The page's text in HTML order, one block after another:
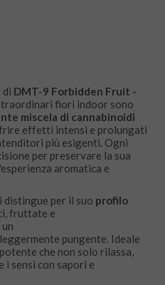
di DMT-9 Forbidden Fruit -
fiori indoor sono
miscela di cannabinoidi
effetti intensi e prolungati
più esigenti. Ogni
per preservare la sua
aromatica e
distingue per il suo profilo
fruttate e
pungente. Ideale
che non solo rilassa,
i sensi con sapori e